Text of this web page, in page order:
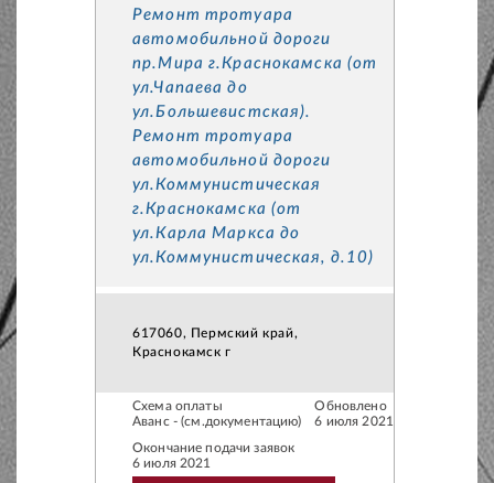
Ремонт тротуара
автомобильной дороги
пр.Мира г.Краснокамска (от
ул.Чапаева до
ул.Большевистская).
Ремонт тротуара
автомобильной дороги
ул.Коммунистическая
г.Краснокамска (от
ул.Карла Маркса до
ул.Коммунистическая, д.10)
617060, Пермский край,
Краснокамск г
Схема оплаты
Аванс - (см.документацию)
Обновлено
6 июля 2021
Окончание подачи заявок
6 июля 2021